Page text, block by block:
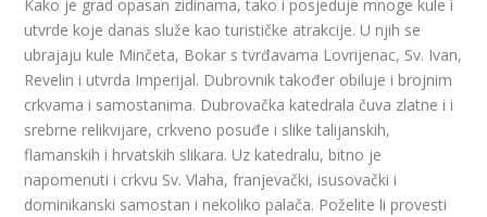
Kako je grad opasan zidinama, tako i posjeduje mnoge kule i
utvrde koje danas služe kao turističke atrakcije. U njih se
ubrajaju kule Minčeta, Bokar s tvrđavama Lovrijenac, Sv. Ivan,
Revelin i utvrda Imperijal. Dubrovnik također obiluje i brojnim
crkvama i samostanima. Dubrovačka katedrala čuva zlatne i i
srebrne relikvijare, crkveno posuđe i slike talijanskih,
flamanskih i hrvatskih slikara. Uz katedralu, bitno je
napomenuti i crkvu Sv. Vlaha, franjevački, isusovački i
dominikanski samostan i nekoliko palača. Poželite li provesti